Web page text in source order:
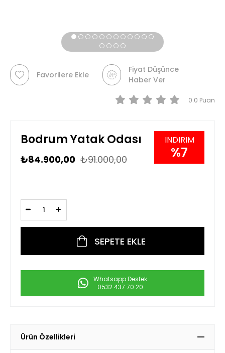
Favorilere Ekle
Fiyat Düşünce
Haber Ver
0.0
Bodrum Yatak Odası
₺91.000,00
₺84.900,00 7
Whatsapp Destek
0532 437 70 20
Ürün Özellikleri